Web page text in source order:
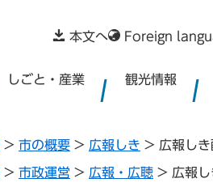
本文へ Foreign
しごと・産業 観光情報
> 市の概要 > 広報しき > 広報し
> 市政運営 > 広報・広聴 > 広報